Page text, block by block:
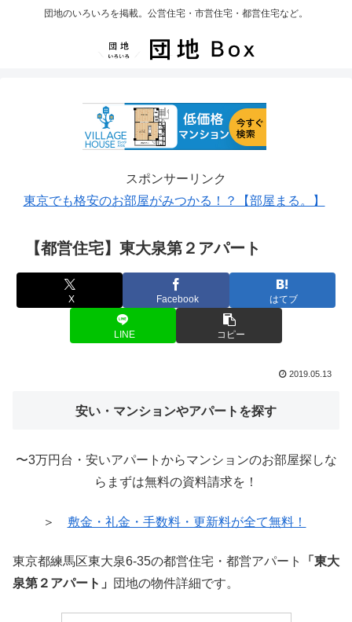
団地のいろいろを掲載。公営住宅・市営住宅・都営住宅など。
スポンサーリンク
東京でも格安のお部屋がみつかる！？【部屋まる。】
【都営住宅】東大泉第２アパート
X Facebook はてブ
LINE コピー
2019.05.13
安い・マンションやアパートを探す
〜3万円台・安いアパートからマンションのお部屋探しな
らまずは無料の資料請求を！
＞ 敷金・礼金・手数料・更新料が全て無料！
東京都練馬区東大泉6-35の都営住宅・都営アパート
「東大
泉第２アパート」
団地の物件詳細です。